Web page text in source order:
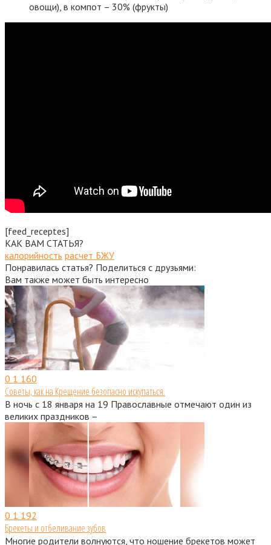
овощи), в компот – 30% (фрукты)
[feed_receptes]
КАК ВАМ СТАТЬЯ?
калорийность расчет БЖУ
Понравилась статья? Поделиться с друзьями:
Вам также может быть интересно
0 1 160
Советы, как на Крещение безопасно искупаться.
В ночь с 18 января на 19 Православные отмечают один из
великих праздников –
0 1 192
Брекеты и отбеливание зубов
Многие родители волнуются, что ношение брекетов может